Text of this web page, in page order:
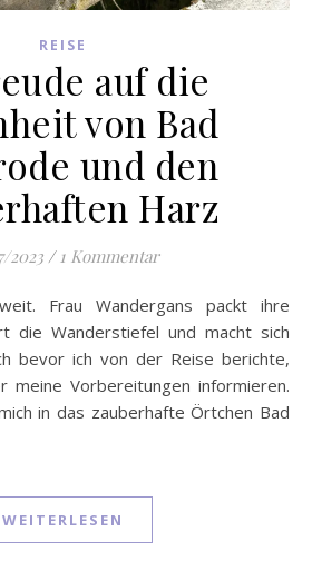
REISE
auf die
von Bad
und den
Harz
2023 / 1 Kommentar
die Wanderstiefel und macht sich
bevor ich von der Reise berichte,
meine Vorbereitungen informieren.
in das zauberhafte Örtchen Bad
WEITERLESEN